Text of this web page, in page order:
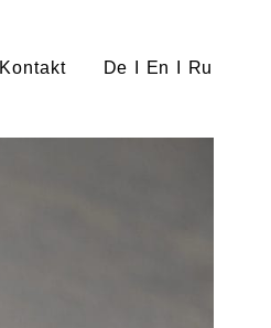
Kontakt De En Ru